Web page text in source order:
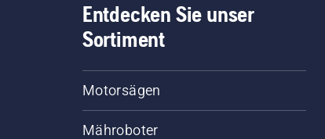
Sie die Drehzahl des
das Schmiersystem
Entdecken Sie unser
Sortiment
Motorsägen
Mähroboter